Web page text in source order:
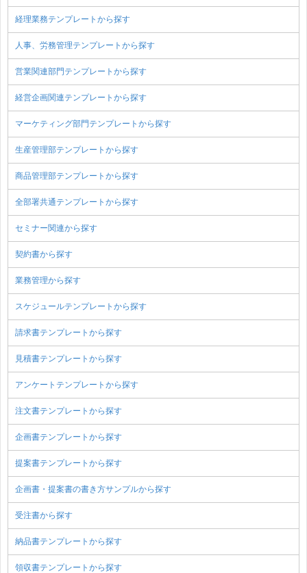
経理業務テンプレートから探す
人事、労務管理テンプレートから探す
営業関連部門テンプレートから探す
経営企画関連テンプレートから探す
マーケティング部門テンプレートから探す
生産管理部テンプレートから探す
商品管理部テンプレートから探す
全部署共通テンプレートから探す
セミナー関連から探す
契約書から探す
業務管理から探す
スケジュールテンプレートから探す
請求書テンプレートから探す
見積書テンプレートから探す
アンケートテンプレートから探す
注文書テンプレートから探す
企画書テンプレートから探す
提案書テンプレートから探す
企画書・提案書の書き方サンプルから探す
受注書から探す
納品書テンプレートから探す
領収書テンプレートから探す